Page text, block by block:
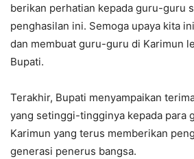
berikan perhatian kepada guru-guru
penghasilan ini. Semoga upaya kita
dan membuat guru-guru di Karimun
Bupati.
Terakhir, Bupati menyampaikan
yang setinggi-tingginya kepada para
Karimun yang terus memberikan
generasi penerus bangsa.